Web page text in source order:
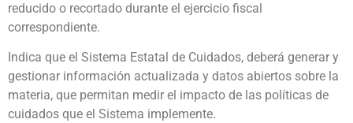
reducido o recortado durante el ejercicio fiscal
correspondiente.
Indica que el Sistema Estatal de Cuidados, deberá generar y
gestionar información actualizada y datos abiertos sobre la
materia, que permitan medir el impacto de las políticas de
cuidados que el Sistema implemente.